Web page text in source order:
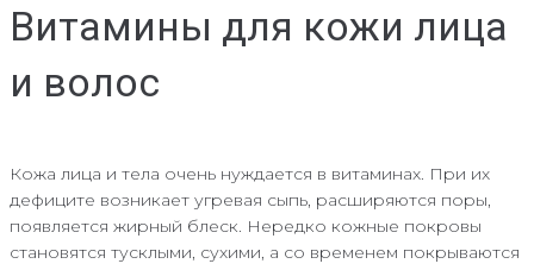
Витамины для кожи лица
и волос
Кожа лица и тела очень нуждается в витаминах. При их
дефиците возникает угревая сыпь, расширяются поры,
появляется жирный блеск. Нередко кожные покровы
становятся тусклыми, сухими, а со временем покрываются